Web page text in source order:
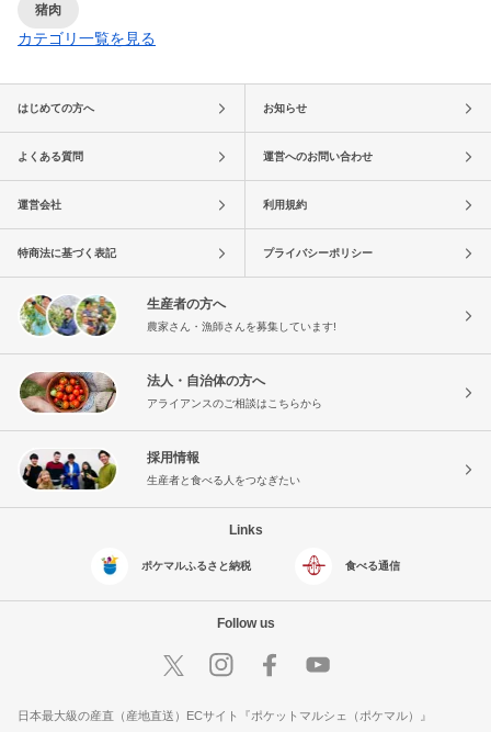
猪肉
カテゴリ一覧を見る
はじめての方へ お知らせ
よくある質問 運営へのお問い合わせ
運営会社 利用規約
特商法に基づく表記 プライバシーポリシー
生産者の方へ
農家さん・漁師さんを募集しています!
法人・自治体の方へ
アライアンスのご相談はこちらから
採用情報
生産者と食べる人をつなぎたい
Links
ポケマルふるさと納税 食べる通信
Follow us
日本最大級の産直（産地直送）ECサイト『ポケットマルシェ（ポケマル）』